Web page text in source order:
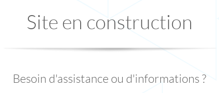
Site en construction
Besoin d'assistance ou d'informations ?